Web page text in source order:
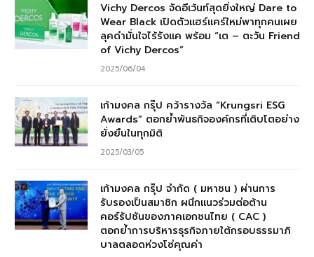
Vichy Dercos จัดอีเว้นท์สุดยิ่งใหญ่ Dare to
Wear Black เปิดตัวแฮร์แคร์ใหม่พาทุกคนเผย
ลุคดำมั่นใจไร้รังแค พร้อม “เต – ตะวัน Friend
of Vichy Dercos”
2025/06/04
เก้ามงคล กรุ๊ป คว้ารางวัล “Krungsri ESG
Awards” ตอกย้ำพันธกิจองค์กรที่เติบโตอย่าง
ยั่งยืนในทุกมิติ
2025/03/05
เก้ามงคล กรุ๊ป จำกัด ( มหาชน ) ผ่านการ
รับรองเป็นสมาชิก ผนึกแนวร่วมต่อต้าน
คอร์รัปชันของภาคเอกชนไทย ( CAC )
ตอกย้ำการบริหารธุรกิจภายใต้กรอบธรรมาภิ
บาลตลอดห่วงโซ่คุณค่า